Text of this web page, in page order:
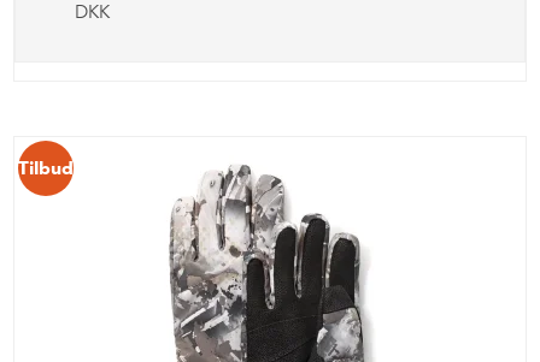
DKK
Tilbud